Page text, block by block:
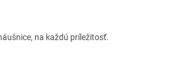
na každú príležitosť.